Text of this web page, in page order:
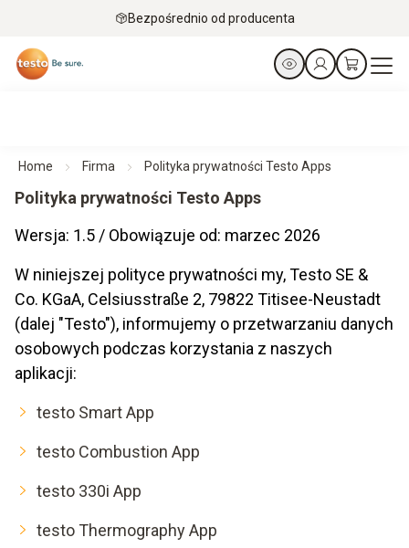
Bezpośrednio od producenta
Home Firma Polityka prywatności Testo Apps
Polityka prywatności Testo Apps
Wersja: 1.5 / Obowiązuje od: marzec 2026
W niniejszej polityce prywatności my, Testo SE &
Co. KGaA, Celsiusstraße 2, 79822 Titisee-Neustadt
(dalej "Testo"), informujemy o przetwarzaniu danych
osobowych podczas korzystania z naszych
aplikacji:
testo Smart App
testo Combustion App
testo 330i App
testo Thermography App